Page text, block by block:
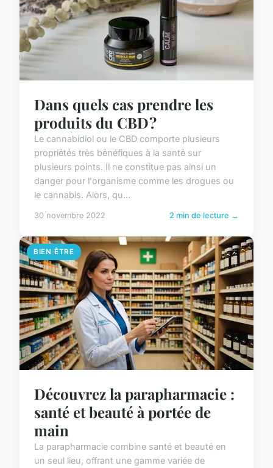
Dans quels cas prendre les
produits du CBD ?
Le cannabidiol ou le CBD comporte plusieurs
propriétés très bénéfiques à la santé sur
plusieurs points. Il ne constitue pas ainsi un
danger pour l'organisme comme les drogues ou
le cannabis. Alors, qu...
30 novembre 2022 2 min de lecture →
BIEN-ÊTRE
Découvrez la parapharmacie :
santé et beauté à portée de
main
La parapharmacie combine santé et beauté en
un seul lieu, offrant une gamme variée de